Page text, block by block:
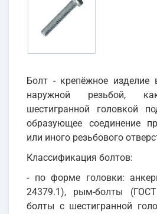
Болт - крепёжное изделие
наружной резьбой,
шестигранной головкой
образующее соединение
или иного резьбового
Классификация болтов:
- по форме головки:
24379.1), рым-болты
болты с шестигранной